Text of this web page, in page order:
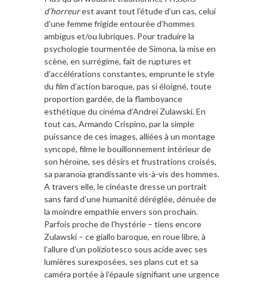
d’horreurest avant tout l’étude d’un cas, celui
d’une femme frigide entourée d’hommes
ambigus et/ou lubriques. Pour traduire la
psychologie tourmentée de Simona, la mise en
scène, en surrégime, fait de ruptures et
d’accélérations constantes, emprunte le style
du film d’action baroque, pas si éloigné, toute
proportion gardée, de la flamboyance
esthétique du cinéma d’Andrei Zulawski. En
tout cas, Armando Crispino, par la simple
puissance de ces images, alliées à un montage
syncopé, filme le bouillonnement intérieur de
son héroïne, ses désirs et frustrations croisés,
sa paranoïa grandissante vis-à-vis des hommes.
A travers elle, le cinéaste dresse un portrait
sans fard d’une humanité déréglée, dénuée de
la moindre empathie envers son prochain.
Parfois proche de l’hystérie – tiens encore
Zulawski – ce giallo baroque, en roue libre, à
l’allure d’un poliziotesco sous acide avec ses
lumières surexposées, ses plans cut et sa
caméra portée à l’épaule signifiant une urgence